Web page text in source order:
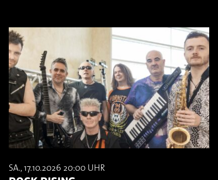
SA., 17.10.2026 20:00 UHR